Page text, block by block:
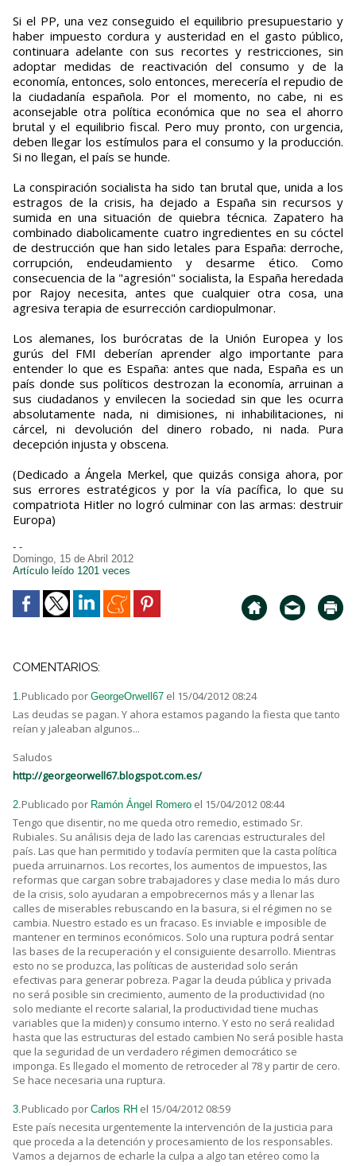
Si el PP, una vez conseguido el equilibrio presupuestario y
haber impuesto cordura y austeridad en el gasto público,
continuara adelante con sus recortes y restricciones, sin
adoptar medidas de reactivación del consumo y de la
economía, entonces, solo entonces, merecería el repudio de
la ciudadanía española. Por el momento, no cabe, ni es
aconsejable otra política económica que no sea el ahorro
brutal y el equilibrio fiscal. Pero muy pronto, con urgencia,
deben llegar los estímulos para el consumo y la producción.
Si no llegan, el país se hunde.
La conspiración socialista ha sido tan brutal que, unida a los
estragos de la crisis, ha dejado a España sin recursos y
sumida en una situación de quiebra técnica. Zapatero ha
combinado diabolicamente cuatro ingredientes en su cóctel
de destrucción que han sido letales para España: derroche,
corrupción, endeudamiento y desarme ético. Como
consecuencia de la "agresión" socialista, la España heredada
por Rajoy necesita, antes que cualquier otra cosa, una
agresiva terapia de esurrección cardiopulmonar.
Los alemanes, los burócratas de la Unión Europea y los
gurús del FMI deberían aprender algo importante para
entender lo que es España: antes que nada, España es un
país donde sus políticos destrozan la economía, arruinan a
sus ciudadanos y envilecen la sociedad sin que les ocurra
absolutamente nada, ni dimisiones, ni inhabilitaciones, ni
cárcel, ni devolución del dinero robado, ni nada. Pura
decepción injusta y obscena.
(Dedicado a Ángela Merkel, que quizás consiga ahora, por
sus errores estratégicos y por la vía pacífica, lo que su
compatriota Hitler no logró culminar con las armas: destruir
Europa)
- -
Domingo, 15 de Abril 2012
Artículo leído 1201 veces
COMENTARIOS:
1.Publicado por GeorgeOrwell67 el 15/04/2012 08:24
Las deudas se pagan. Y ahora estamos pagando la fiesta que tanto
reían y jaleaban algunos...
Saludos
http://georgeorwell67.blogspot.com.es/
2.Publicado por Ramón Ángel Romero el 15/04/2012 08:44
Tengo que disentir, no me queda otro remedio, estimado Sr.
Rubiales. Su análisis deja de lado las carencias estructurales del
país. Las que han permitido y todavía permiten que la casta política
pueda arruinarnos. Los recortes, los aumentos de impuestos, las
reformas que cargan sobre trabajadores y clase media lo más duro
de la crisis, solo ayudaran a empobrecernos más y a llenar las
calles de miserables rebuscando en la basura, si el régimen no se
cambia. Nuestro estado es un fracaso. Es inviable e imposible de
mantener en terminos económicos. Solo una ruptura podrá sentar
las bases de la recuperación y el consiguiente desarrollo. Mientras
esto no se produzca, las políticas de austeridad solo serán
efectivas para generar pobreza. Pagar la deuda pública y privada
no será posible sin crecimiento, aumento de la productividad (no
solo mediante el recorte salarial, la productividad tiene muchas
variables que la miden) y consumo interno. Y esto no será realidad
hasta que las estructuras del estado cambien No será posible hasta
que la seguridad de un verdadero régimen democrático se
imponga. Es llegado el momento de retroceder al 78 y partir de cero.
Se hace necesaria una ruptura.
3.Publicado por Carlos RH el 15/04/2012 08:59
Este país necesita urgentemente la intervención de la justicia para
que proceda a la detención y procesamiento de los responsables.
Vamos a dejarnos de echarle la culpa a algo tan etéreo como la